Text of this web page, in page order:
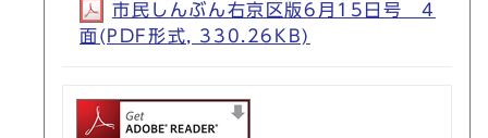
市民しんぶん右京区版6月15日号 4
面(PDF形式, 330.26KB)